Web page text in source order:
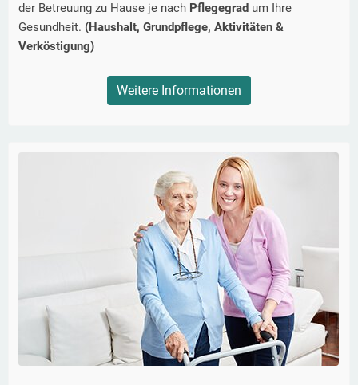
der Betreuung zu Hause je nach Pflegegrad um Ihre
Gesundheit. (Haushalt, Grundpflege, Aktivitäten &
Verköstigung)
Weitere Informationen